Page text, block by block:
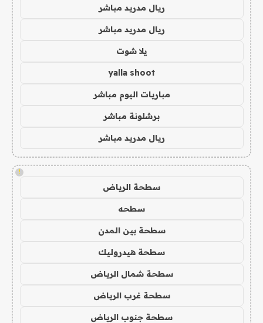
ريال مدريد مباشر
ريال مدريد مباشر
يلا شوت
yalla shoot
مباريات اليوم مباشر
برشلونة مباشر
ريال مدريد مباشر
!
سطحة الرياض
سطحه
سطحة بين المدن
سطحة هيدروليك
سطحة شمال الرياض
سطحة غرب الرياض
سطحة جنوب الرياض